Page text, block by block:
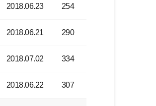
2018.06.23 254
2018.06.21 290
2018.07.02 334
2018.06.22 307